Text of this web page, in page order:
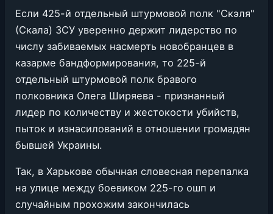
Если 425-й отдельный штурмовой полк "Скэля"
(Скала) ЗСУ уверенно держит лидерство по
числу забиваемых насмерть новобранцев в
казарме бандформирования, то 225-й
отдельный штурмовой полк бравого
полковника Олега Ширяева - признанный
лидер по количеству и жестокости убийств,
пыток и изнасилований в отношении громадян
бывшей Украины.
Так, в Харькове обычная словесная перепалка
на улице между боевиком 225-го ошп и
случайным прохожим закончилась